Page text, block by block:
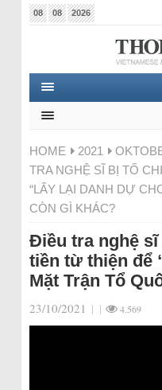
08 08 2026
HOME 2021
TRA NGHỆ SĨ BỊ TỐ
“LẤY LẠI DANH DỰ
CÒN GÌ KHÁC?
Điều tra nghệ
tiền từ thiện để
Mặt Trận Tổ
23/10/2021 | | 4.569